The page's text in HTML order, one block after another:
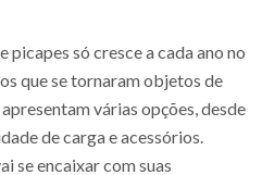
picapes só cresce a cada ano no
que se tornaram objetos de
várias opções, desde
de carga e acessórios.
se encaixar com suas